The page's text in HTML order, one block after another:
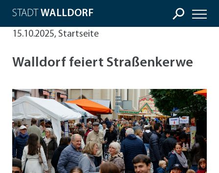
STADT WALLDORF
15.10.2025, Startseite
Walldorf feiert Straßenkerwe